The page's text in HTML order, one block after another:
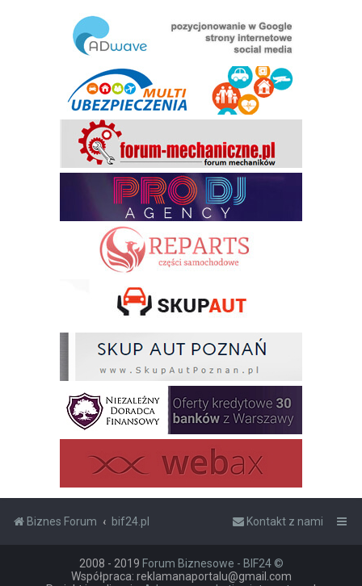
Biznes Forum bif24.pl Kontakt z nami
2008 - 2019 Forum Biznesowe - BIF24 ©
Współpraca: reklamanaportalu@gmail.com